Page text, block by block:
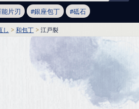
片刃 銀座包丁 砥石
し 和包丁 江戸裂